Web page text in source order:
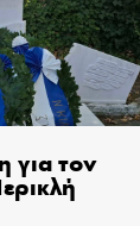
για τον